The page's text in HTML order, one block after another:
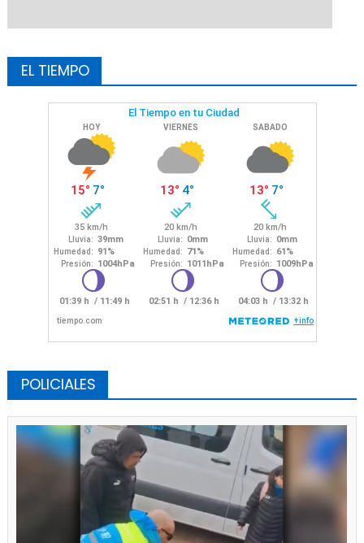
EL TIEMPO
POLICIALES